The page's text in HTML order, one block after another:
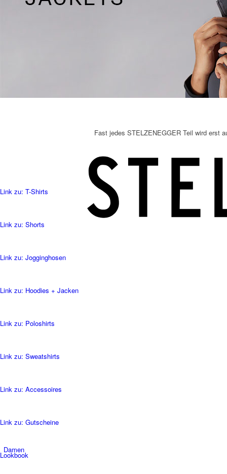
Damen
Fast jedes STELZENEGGER Teil wird erst
Link zu: T-Shirts
Link zu: Shorts
Link zu: Jogginghosen
Link zu: Hoodies + Jacken
Link zu: Poloshirts
Link zu: Sweatshirts
Link zu: Accessoires
Link zu: Gutscheine
Lookbook